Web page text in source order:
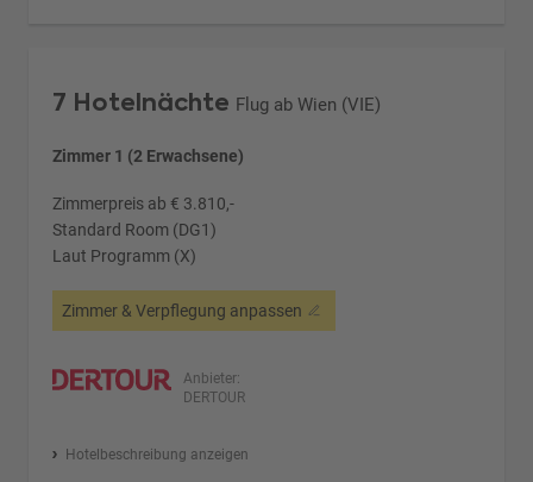
7 Hotelnächte Flug ab Wien (VIE)
Zimmer 1 (2 Erwachsene)
Zimmerpreis ab € 3.810,-
Standard Room (DG1)
Laut Programm (X)
Zimmer & Verpflegung anpassen
Anbieter:
DERTOUR
Hotelbeschreibung anzeigen